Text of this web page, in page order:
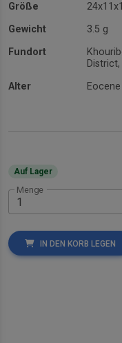
Größe
Gewicht
3.5 g
Fundort
Alter
Eocene
Auf Lager
Menge
IN DEN KORB LEGEN